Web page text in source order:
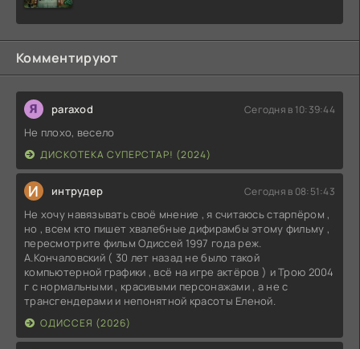
Комментируют
paraxod Сегодня в 10:39:44
Не плохо, весело
ДИСКОТЕКА СУПЕРСТАР! (2024)
И интрудер Сегодня в 08:51:43
Не хочу навязывать своё мнение , я считаюсь старпёром ,
но , всем кто пишет хвалебные дифирамбы этому фильму ,
пересмотрите фильм Одиссей 1997 года реж.
А.Кончаловский ( 30 лет назад не было такой
компьютерной графики , всё на игре актёров ) и Трою 2004
г с нормальными , красивыми персонажами , а не с
трансгендерами и непонятной красоты Еленой.
ОДИССЕЯ (2026)